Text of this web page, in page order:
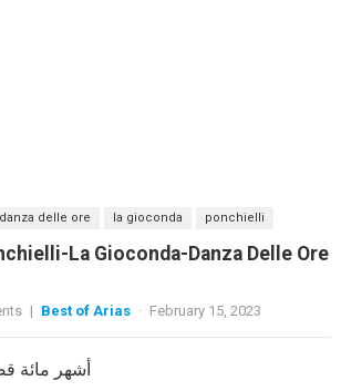
danza delle ore la gioconda ponchielli
La Gioconda-Danza Delle Ore
| Best of Arias · February 15, 2023
أشهر مائة